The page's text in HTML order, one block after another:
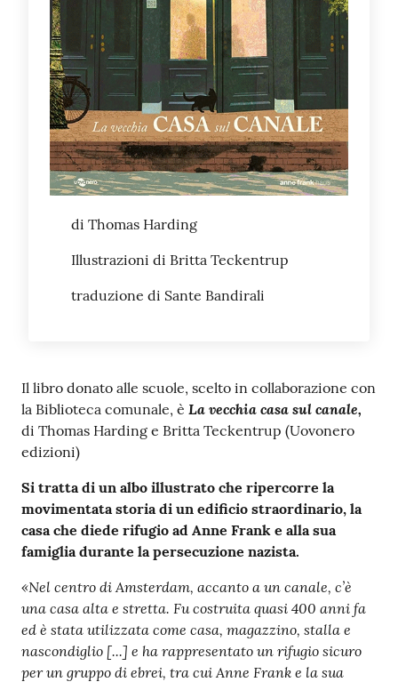
di Thomas Harding
Illustrazioni di Britta Teckentrup
traduzione di Sante Bandirali
Il libro donato alle scuole, scelto in collaborazione con
la Biblioteca comunale, è La vecchia casa sul canale,
di Thomas Harding e Britta Teckentrup (Uovonero
edizioni)
Si tratta di un albo illustrato che ripercorre la
movimentata storia di un edificio straordinario, la
casa che diede rifugio ad Anne Frank e alla sua
famiglia durante la persecuzione nazista.
«Nel centro di Amsterdam, accanto a un canale, c’è
una casa alta e stretta. Fu costruita quasi 400 anni fa
ed è stata utilizzata come casa, magazzino, stalla e
nascondiglio [...] e ha rappresentato un rifugio sicuro
per un gruppo di ebrei, tra cui Anne Frank e la sua